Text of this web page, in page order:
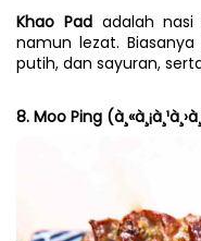
Khao Pad adalah nasi
namun lezat.
putih, dan sayuran,
8. Moo Ping